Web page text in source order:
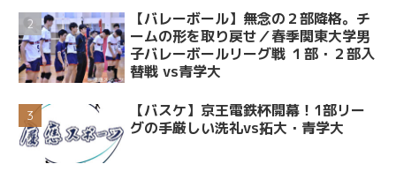
【バレーボール】無念の２部降格。チ
ームの形を取り戻せ／春季関東大学男
子バレーボールリーグ戦 １部・２部入
替戦 vs青学大
【バスケ】京王電鉄杯開幕！1部リー
グの手厳しい洗礼vs拓大・青学大